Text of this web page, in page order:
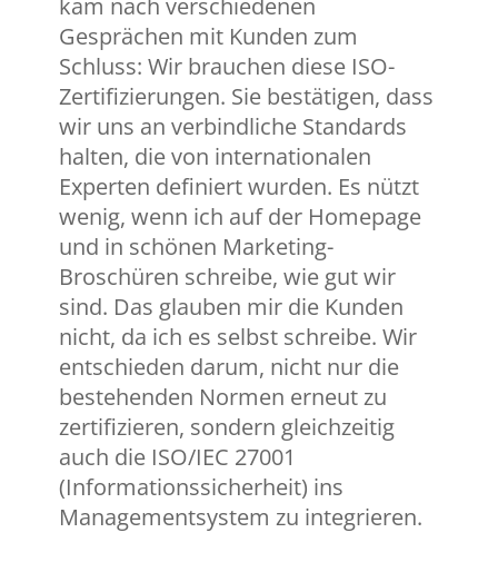
kam nach verschiedenen
Gesprächen mit Kunden zum
Schluss: Wir brauchen diese ISO-
Zertifizierungen. Sie bestätigen, dass
wir uns an verbindliche Standards
halten, die von internationalen
Experten definiert wurden. Es nützt
wenig, wenn ich auf der Homepage
und in schönen Marketing-
Broschüren schreibe, wie gut wir
sind. Das glauben mir die Kunden
nicht, da ich es selbst schreibe. Wir
entschieden darum, nicht nur die
bestehenden Normen erneut zu
zertifizieren, sondern gleichzeitig
auch die ISO/IEC 27001
(Informationssicherheit) ins
Managementsystem zu integrieren.